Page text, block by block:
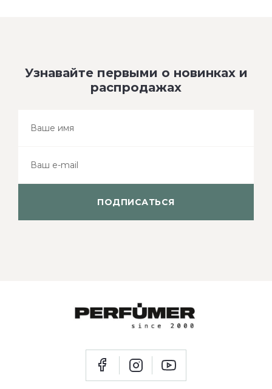
Узнавайте первыми о новинках и
распродажах
ПОДПИСАТЬСЯ